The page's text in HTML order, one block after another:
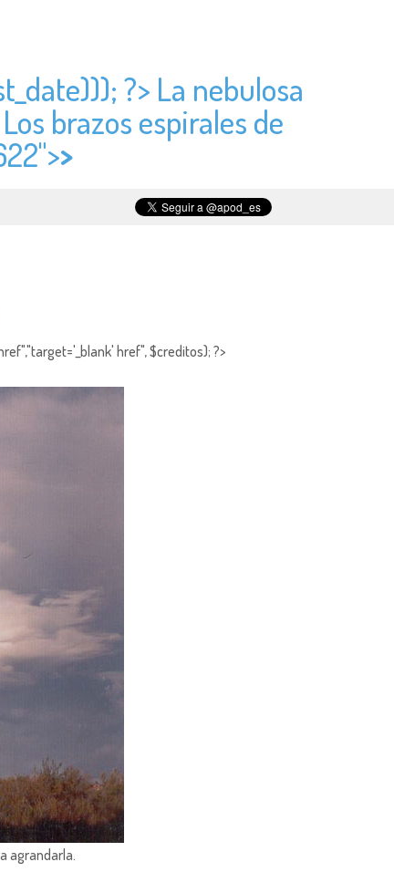
?> La nebulosa
brazos espirales de
>
href", $creditos); ?>
agrandarla.